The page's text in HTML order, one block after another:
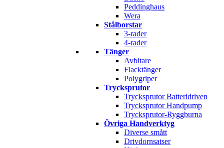
Peddinghaus
Wera
Stålborstar
3-rader
4-rader
Tänger
Avbitare
Flacktänger
Polygriper
Trycksprutor
Trycksprutor Batteridriven
Trycksprutor Handpump
Trycksprutor-Ryggburna
Övriga Handverktyg
Diverse smått
Drivdornsatser